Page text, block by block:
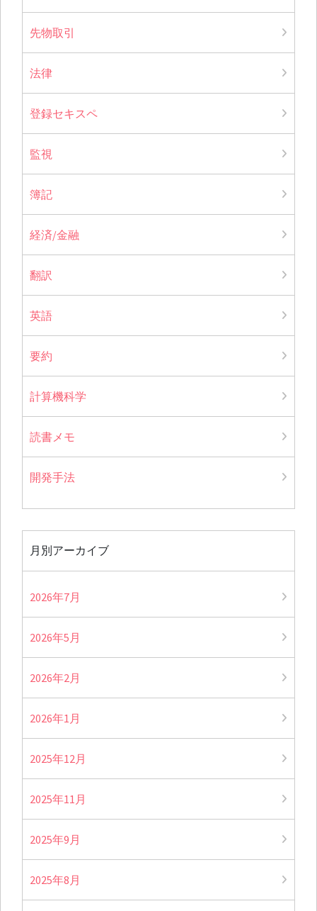
先物取引
法律
登録セキスペ
監視
簿記
経済/金融
翻訳
英語
要約
計算機科学
読書メモ
開発手法
月別アーカイブ
2026年7月
2026年5月
2026年2月
2026年1月
2025年12月
2025年11月
2025年9月
2025年8月